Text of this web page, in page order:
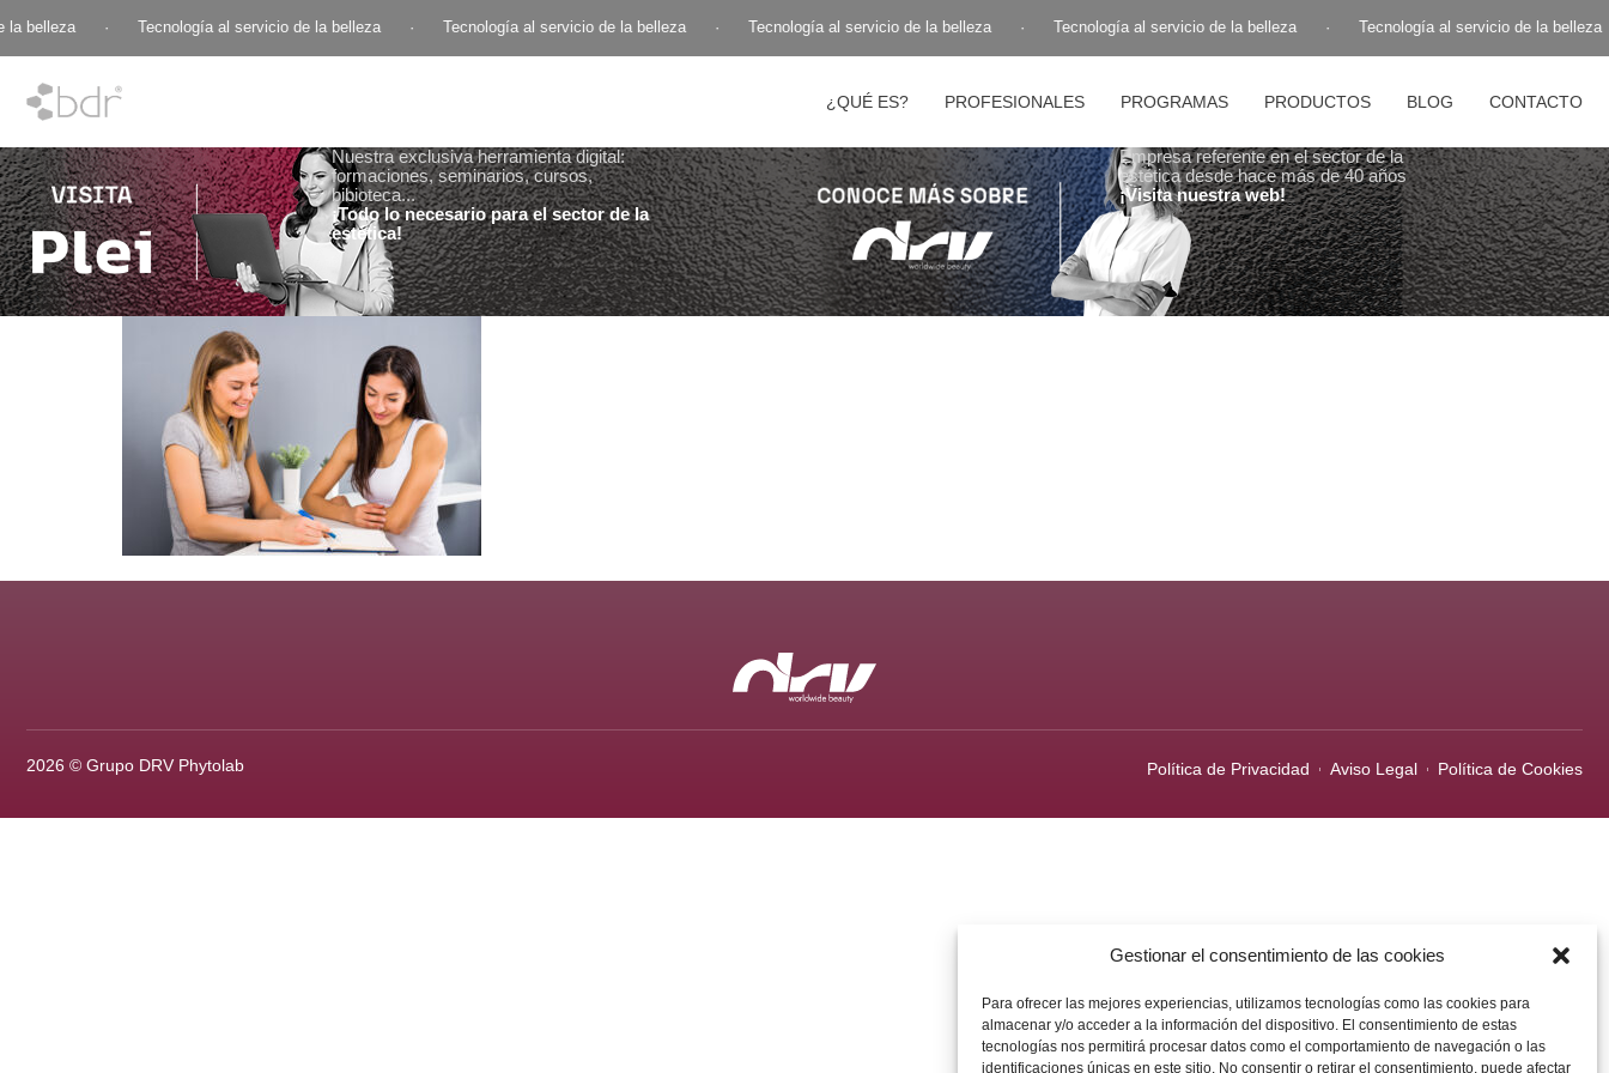
Gestionar el consentimiento de las cookies
Para ofrecer las mejores experiencias, utilizamos tecnologías como las cookies para
almacenar y/o acceder a la información del dispositivo. El consentimiento de estas
tecnologías nos permitirá procesar datos como el comportamiento de navegación o las
identificaciones únicas en este sitio. No consentir o retirar el consentimiento, puede afectar
belleza Tecnología al servicio de la belleza Tecnología al servicio de la belleza Tecnología al servicio de la belleza Tecnología al servicio de la belleza Tecnología al servicio de la belleza
¿QUÉ ES? PROFESIONALES PROGRAMAS PRODUCTOS BLOG CONTACTO
Nuestra exclusiva herramienta digital:
formaciones, seminarios, cursos,
bibioteca...
¡Todo lo necesario para el sector de la
estética!
Empresa referente en el sector de la
estética desde hace más de 40 años
¡Visita nuestra web!
2026 © Grupo DRV Phytolab Política de Privacidad Aviso Legal Política de Cookies